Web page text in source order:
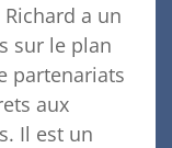
a un
sur le plan
partenariats
aux
Il est un